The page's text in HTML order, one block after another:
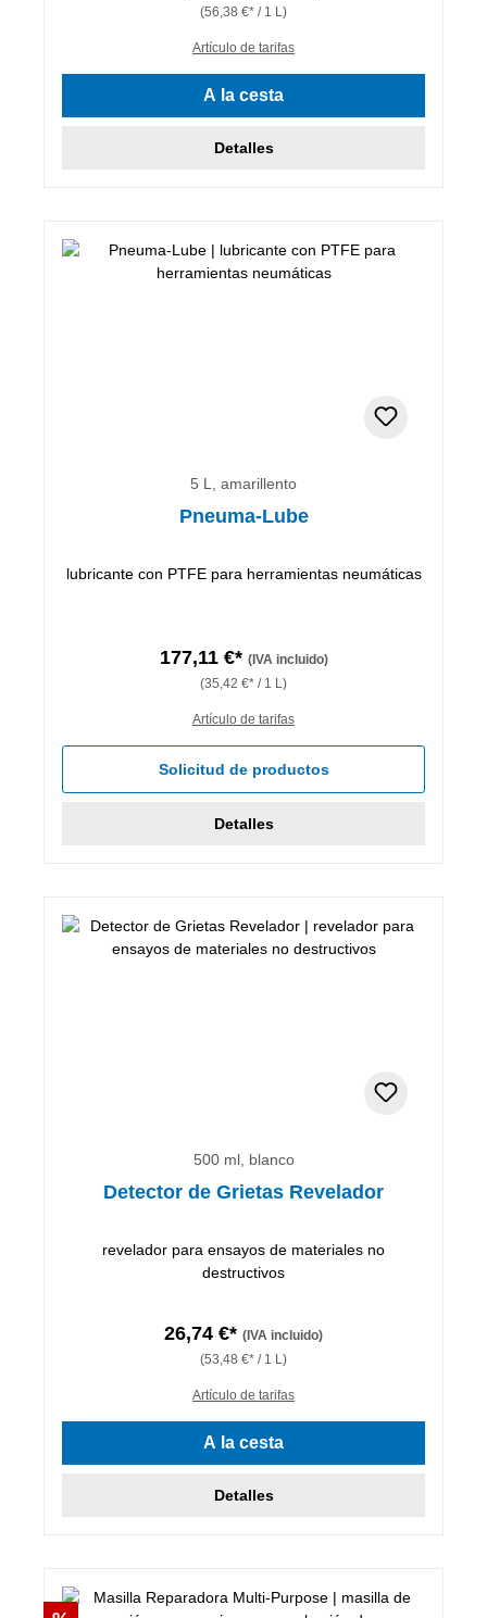
(56,38 €* / 1 L)
Artículo de tarifas
A la cesta
Detalles
5 L, amarillento
Pneuma-Lube
lubricante con PTFE para herramientas neumáticas
177,11 €* (IVA incluido)
(35,42 €* / 1 L)
Artículo de tarifas
Solicitud de productos
Detalles
500 ml, blanco
Detector de Grietas Revelador
revelador para ensayos de materiales no
destructivos
26,74 €* (IVA incluido)
(53,48 €* / 1 L)
Artículo de tarifas
A la cesta
Detalles